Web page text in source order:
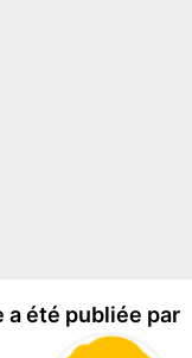
a été publiée par